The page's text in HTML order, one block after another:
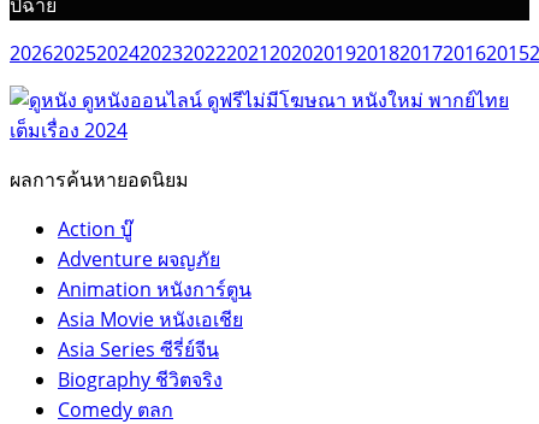
202620252024202320222021202020192018201720162015
ผลการค้นหายอดนิยม
Action บู๊
Adventure ผจญภัย
Animation หนังการ์ตูน
Asia Movie หนังเอเชีย
Asia Series ซีรี่ย์จีน
Biography ชีวิตจริง
Comedy ตลก